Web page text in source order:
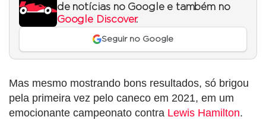
de notícias no Google e também no
Google Discover.
Seguir no Google
Mas mesmo mostrando bons resultados, só brigou
pela primeira vez pelo caneco em 2021, em um
emocionante campeonato contra Lewis Hamilton.